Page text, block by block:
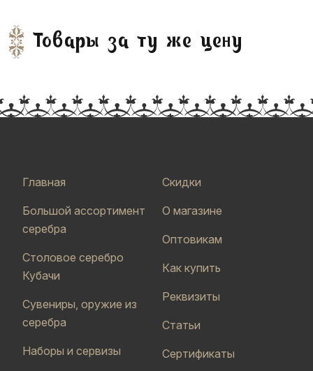
Товары за ту же цену
Главная
Большой ассортимент
серебра
Столовое серебро
Кубачи
Сувениры, оружие из
серебра
Наборы и сервизы
Скидки
О магазине
Оптовикам
Как купить
Реквизиты
Статьи
Сертификаты